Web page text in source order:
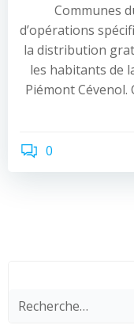
Communes
d’opérations
la distribution
les habitants de
Piémont
0